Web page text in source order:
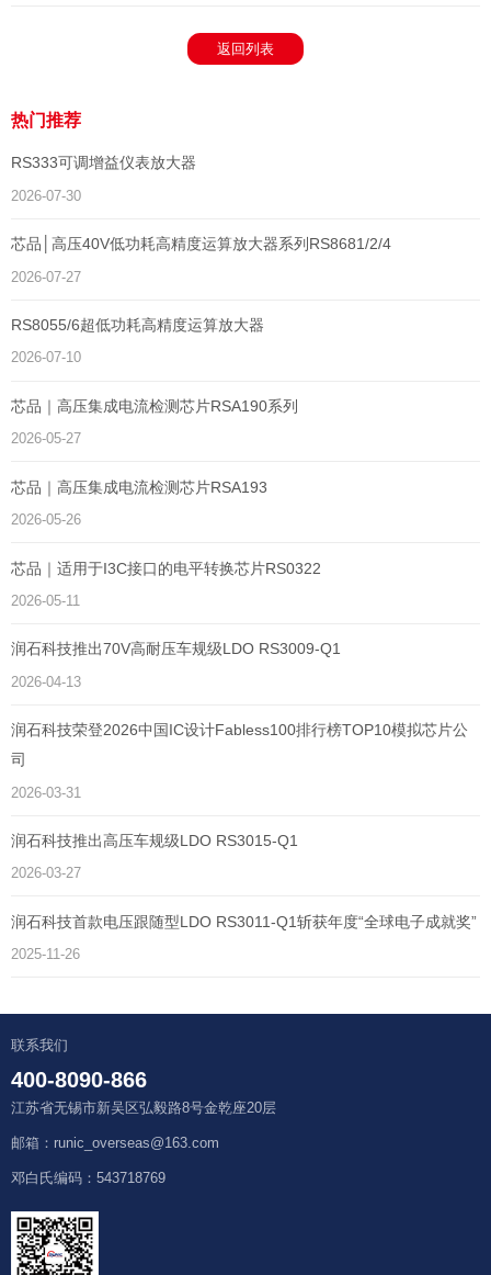
返回列表
热门推荐
RS333可调增益仪表放大器
2026-07-30
芯品│高压40V低功耗高精度运算放大器系列RS8681/2/4
2026-07-27
RS8055/6超低功耗高精度运算放大器
2026-07-10
芯品｜高压集成电流检测芯片RSA190系列
2026-05-27
芯品｜高压集成电流检测芯片RSA193
2026-05-26
芯品｜适用于I3C接口的电平转换芯片RS0322
2026-05-11
润石科技推出70V高耐压车规级LDO RS3009-Q1
2026-04-13
润石科技荣登2026中国IC设计Fabless100排行榜TOP10模拟芯片公
司
2026-03-31
润石科技推出高压车规级LDO RS3015-Q1
2026-03-27
润石科技首款电压跟随型LDO RS3011-Q1斩获年度“全球电子成就奖”
2025-11-26
联系我们
400-8090-866
江苏省无锡市新吴区弘毅路8号金乾座20层
邮箱：runic_overseas@163.com
邓白氏编码：543718769